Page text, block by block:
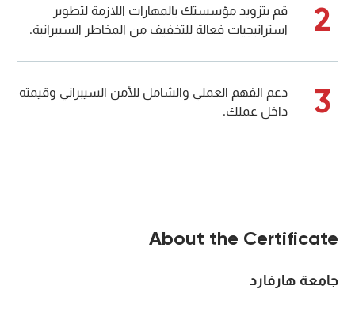
2
قم بتزويد مؤسستك بالمهارات اللازمة لتطوير
استراتيجيات فعالة للتخفيف من المخاطر السيبرانية.
3
دعم الفهم العملي والشامل للأمن السيبراني وقيمته
داخل عملك.
About the Certificate
جامعة هارفارد